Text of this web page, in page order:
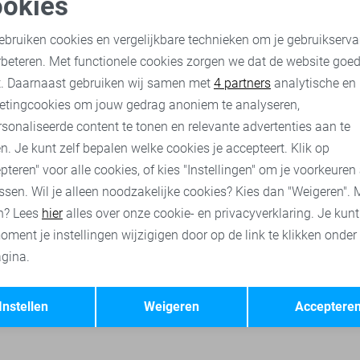
30,00
59,95
broeken Zoso vesten Jacqueline de Yong t-shirts
cookies
cookies Marketing cookies
Terug Opslaan
cookies en vergelijkbare technieken om je
Met functionele cookies zorgen we dat de website goed
Daarnaast gebruiken wij samen met 4 partners analytische en
om jouw gedrag anoniem te analyseren,
content te tonen en relevante advertenties aan te
Je kunt zelf bepalen welke cookies je accepteert. Klik op
voor alle cookies, of kies "Instellingen" om je voorkeuren
Wil je alleen noodzakelijke cookies? Kies dan "Weigeren".
Lees hieralles over onze cookie- en privacyverklaring. Je
je instellingen wijzigigen door op de link te klikken onder
Weigeren
Instellen